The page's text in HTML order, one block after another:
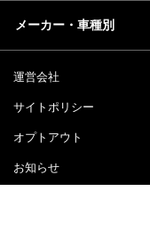
メーカー・車種別
運営会社
サイトポリシー
オプトアウト
お知らせ